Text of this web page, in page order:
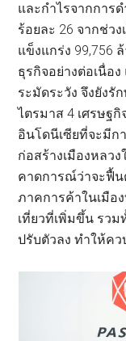
และกำไรจากการ
ร้อยละ 26 จากช่ว
แข็งแกร่ง 99,756
ธุรกิจอย่างต่อเนื่อ
ระมัดระวัง จึงยังรั
ไตรมาส 4 เศรษฐ
อินโดนีเซียที่จะมีก
ก่อสร้างเมืองหลว
คาดการณ์ว่าจะฟื้
ภาคการค้าในเมือ
เที่ยวที่เพิ่มขึ้น รว
ปรับตัวลง ทำให้ค